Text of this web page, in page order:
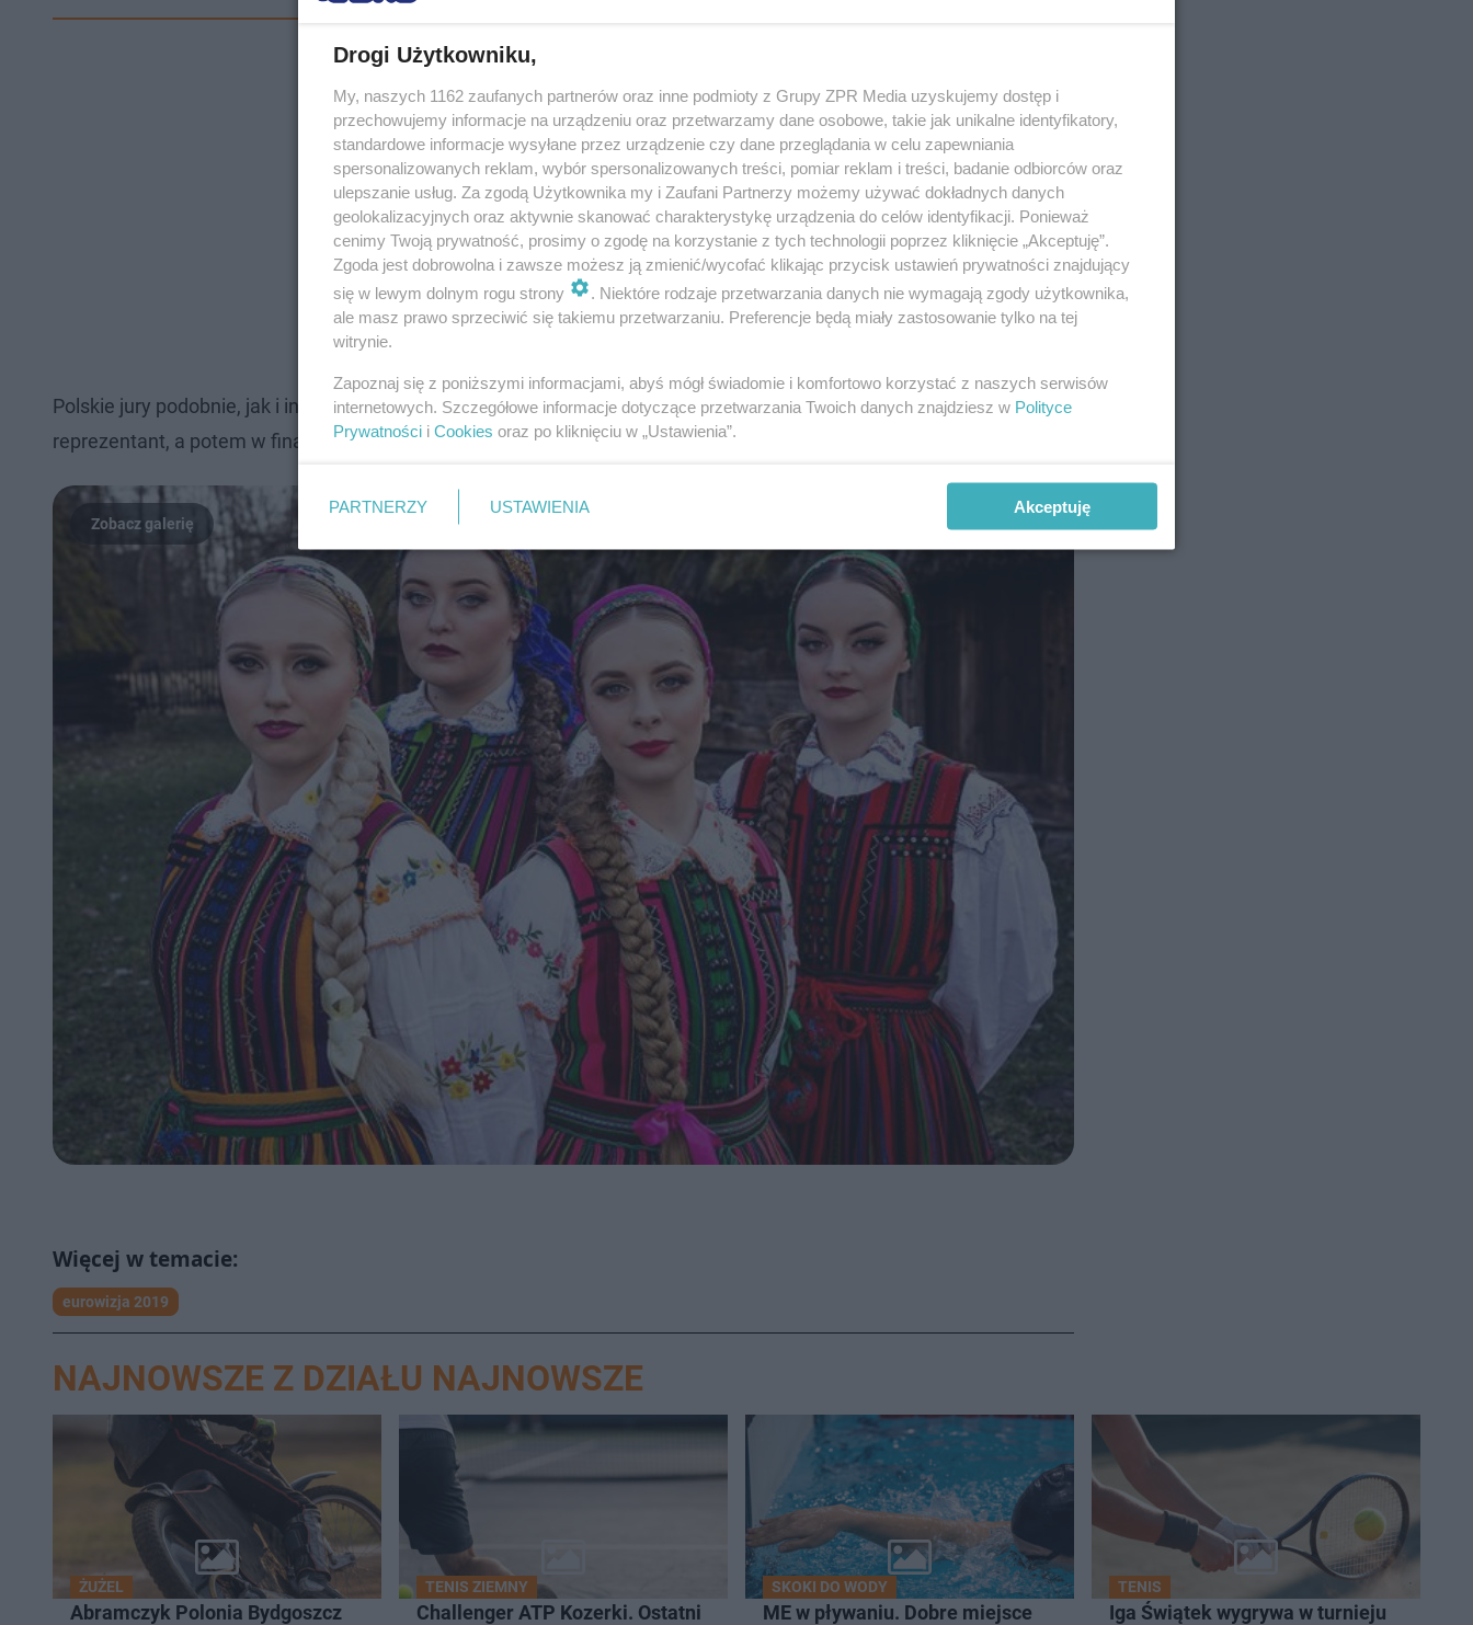
Polskie jury podobnie, jak i inne komisje narodowe, głosować będzie w półfinale, w którym występuje nasz
reprezentant, a potem w finale. Nasza komisja oceni więc występy podczas półfinału 14 maja oraz w finale 18 maja.
eurowizja 2019
NAJNOWSZE Z DZIAŁU NAJNOWSZE
ŻUŻEL
Abramczyk Polonia Bydgoszcz
TENIS ZIEMNY
Challenger ATP Kozerki. Ostatni
SKOKI DO WODY
ME w pływaniu. Dobre miejsce
TENIS
Iga Świątek wygrywa w turnieju
Drogi Użytkowniku,
My, naszych 1162 zaufanych partnerów oraz inne podmioty z Grupy ZPR Media uzyskujemy dostęp i
przechowujemy informacje na urządzeniu oraz przetwarzamy dane osobowe, takie jak unikalne identyfikatory,
standardowe informacje wysyłane przez urządzenie czy dane przeglądania w celu zapewniania
spersonalizowanych reklam, wybór spersonalizowanych treści, pomiar reklam i treści, badanie odbiorców oraz
ulepszanie usług. Za zgodą Użytkownika my i Zaufani Partnerzy możemy używać dokładnych danych
geolokalizacyjnych oraz aktywnie skanować charakterystykę urządzenia do celów identyfikacji. Ponieważ
cenimy Twoją prywatność, prosimy o zgodę na korzystanie z tych technologii poprzez kliknięcie „Akceptuję”.
Zgoda jest dobrowolna i zawsze możesz ją zmienić/wycofać klikając przycisk ustawień prywatności znajdujący
się w lewym dolnym rogu strony
. Niektóre rodzaje przetwarzania danych nie wymagają zgody użytkownika,
ale masz prawo sprzeciwić się takiemu przetwarzaniu. Preferencje będą miały zastosowanie tylko na tej
witrynie.
Zapoznaj się z poniższymi informacjami, abyś mógł świadomie i komfortowo korzystać z naszych serwisów
internetowych. Szczegółowe informacje dotyczące przetwarzania Twoich danych znajdziesz w Polityce
Prywatności i Cookies oraz po kliknięciu w „Ustawienia”.
PARTNERZY USTAWIENIA Akceptuję